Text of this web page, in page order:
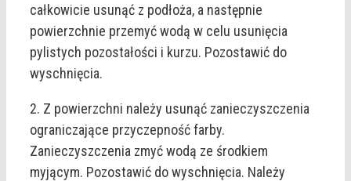
całkowicie usunąć z podłoża, a następnie
powierzchnie przemyć wodą w celu usunięcia
pylistych pozostałości i kurzu. Pozostawić do
wyschnięcia.
2. Z powierzchni należy usunąć zanieczyszczenia
ograniczające przyczepność farby.
Zanieczyszczenia zmyć wodą ze środkiem
myjącym. Pozostawić do wyschnięcia. Należy